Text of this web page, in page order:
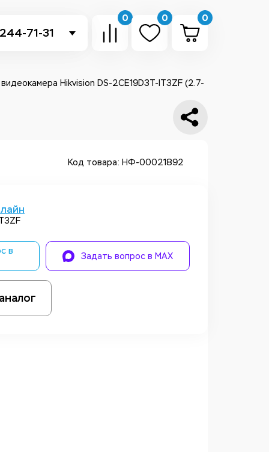
71-31
Telegram
0 0 0
видеокамера Hikvision DS-2CE19D3T-IT3ZF (2.7-
Код товара: НФ-00021892
в Задать вопрос в MAX